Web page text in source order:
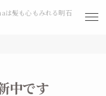
は髪も心もみれる明石
中です